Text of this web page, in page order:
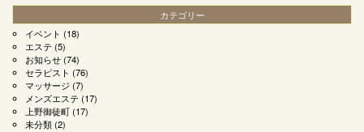
カテゴリー
イベント (18)
エステ (5)
お知らせ(74)
セラピスト (76)
マッサージ (7)
メンズエステ (17)
上野御徒町(17)
未分類(2)